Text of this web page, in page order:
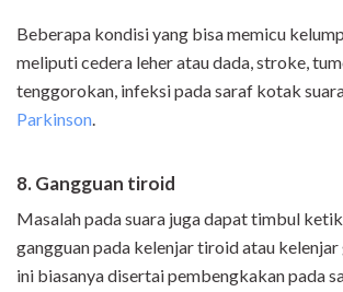
Beberapa kondisi yang bisa memicu
meliputi cedera leher atau dada, stroke,
tenggorokan, infeksi pada saraf kotak
Parkinson.
8. Gangguan tiroid
Masalah pada suara juga dapat timbul
gangguan pada kelenjar tiroid atau
ini biasanya disertai pembengkakan pada